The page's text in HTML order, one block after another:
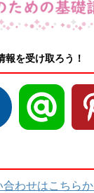
報を受け取ろう！
わせはこちらか